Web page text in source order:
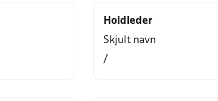
Holdleder
Skjult navn
/